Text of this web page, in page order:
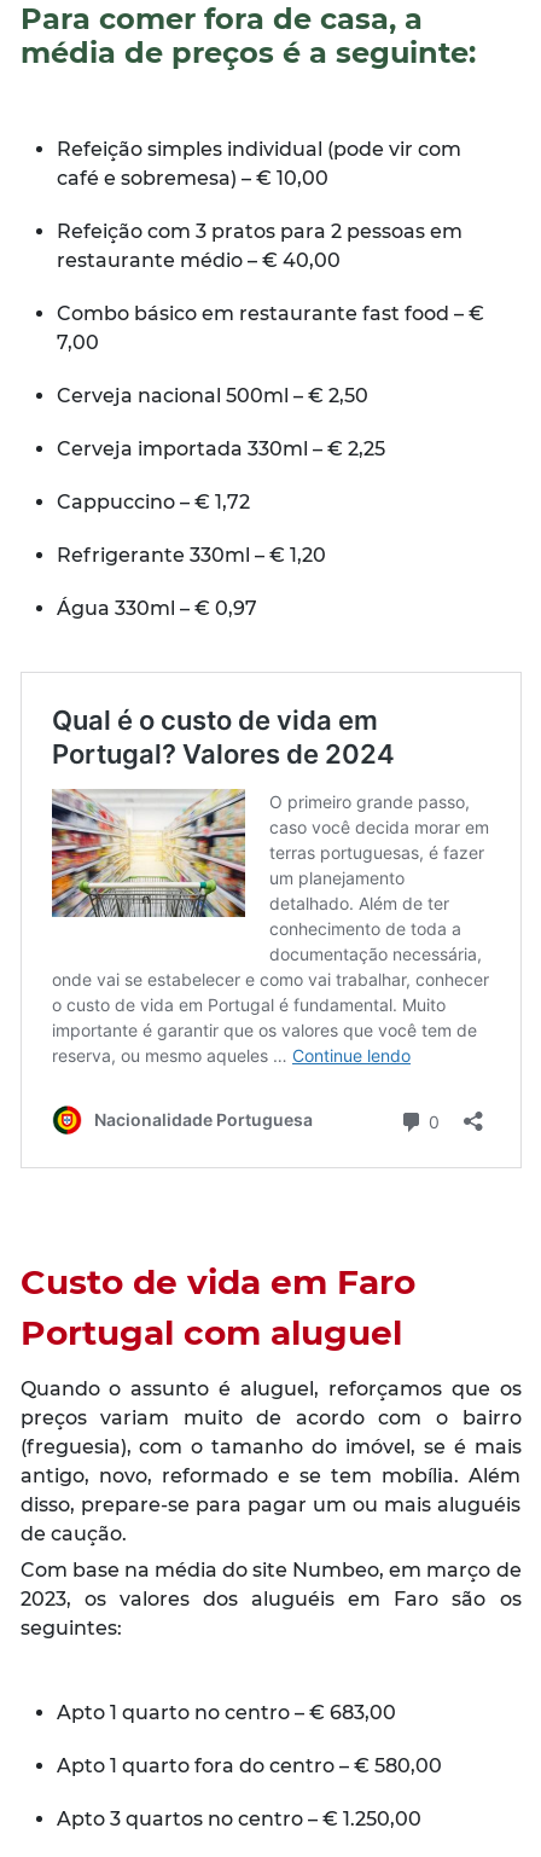
Para comer fora de casa, a
média de preços é a seguinte:
Refeição simples individual (pode vir com
café e sobremesa) – € 10,00
Refeição com 3 pratos para 2 pessoas em
restaurante médio – € 40,00
Combo básico em restaurante fast food – €
7,00
Cerveja nacional 500ml – € 2,50
Cerveja importada 330ml – € 2,25
Cappuccino – € 1,72
Refrigerante 330ml – € 1,20
Água 330ml – € 0,97
Custo de vida em Faro
Portugal com aluguel
Quando o assunto é aluguel, reforçamos que os
preços variam muito de acordo com o bairro
(freguesia), com o tamanho do imóvel, se é mais
antigo, novo, reformado e se tem mobília. Além
disso, prepare-se para pagar um ou mais aluguéis
de caução.
Com base na média do site Numbeo, em março de
2023, os valores dos aluguéis em Faro são os
seguintes:
Apto 1 quarto no centro – € 683,00
Apto 1 quarto fora do centro – € 580,00
Apto 3 quartos no centro – € 1.250,00